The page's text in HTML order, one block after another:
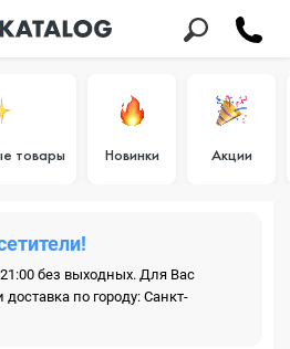
товары Новинки Акции
без выходных. Для Вас
по городу: Санкт-